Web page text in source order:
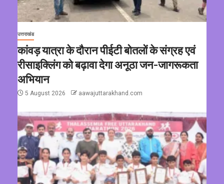
उत्तराखंड
कांवड़ यात्रा के दौरान पीईटी बोतलों के संग्रह एवं
रीसाइक्लिंग को बढ़ावा देगा अनूठा जन-जागरूकता
अभियान
5 August 2026 aawajuttarakhand.com